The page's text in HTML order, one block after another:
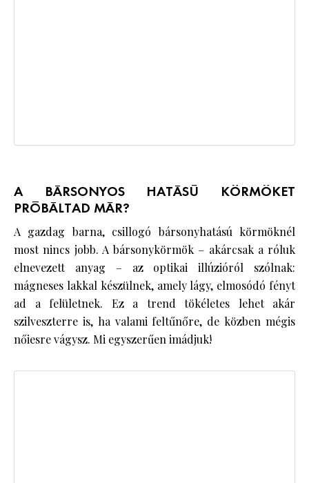
A BÁRSONYOS HATÁSÚ KÖRMÖKET
PRÓBÁLTAD MÁR?
A gazdag barna, csillogó bársonyhatású körmöknél
most nincs jobb. A bársonykörmök – akárcsak a róluk
elnevezett anyag – az optikai illúzióról szólnak:
mágneses lakkal készülnek, amely lágy, elmosódó fényt
ad a felületnek. Ez a trend tökéletes lehet akár
szilveszterre is, ha valami feltűnőre, de közben mégis
nőiesre vágysz. Mi egyszerűen imádjuk!